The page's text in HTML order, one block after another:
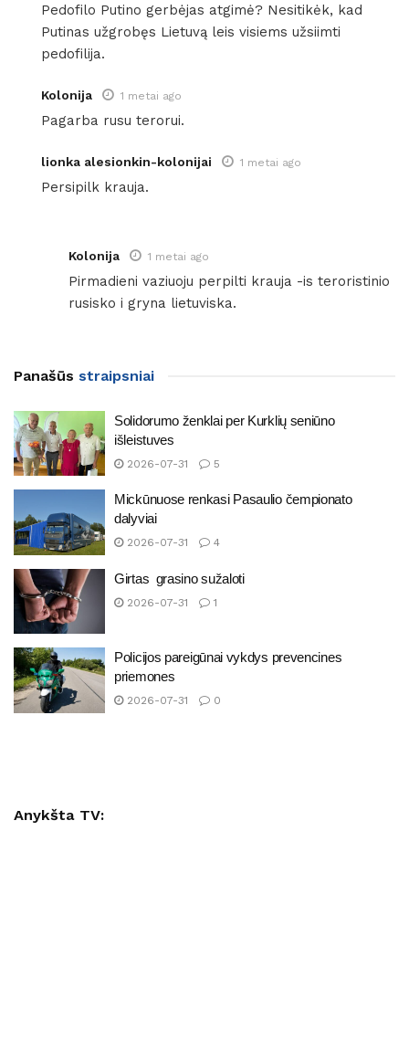
Pedofilo Putino gerbėjas atgimė? Nesitikėk, kad
Putinas užgrobęs Lietuvą leis visiems užsiimti
pedofilija.
Kolonija 1 metai ago
Pagarba rusu terorui.
lionka alesionkin-kolonijai 1 metai ago
Persipilk krauja.
Kolonija 1 metai ago
Pirmadieni vaziuoju perpilti krauja -is teroristinio
rusisko i gryna lietuviska.
Panašūs straipsniai
Solidorumo ženklai per Kurklių seniūno
išleistuves
2026-07-31 5
Mickūnuose renkasi Pasaulio čempionato
dalyviai
2026-07-31 4
Girtas grasino sužaloti
2026-07-31 1
Policijos pareigūnai vykdys prevencines
priemones
2026-07-31 0
Anykšta TV: